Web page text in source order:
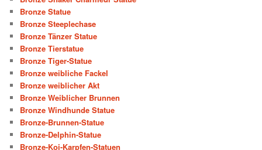
Bronze Statue
Bronze Steeplechase
Bronze Tänzer Statue
Bronze Tierstatue
Bronze Tiger-Statue
Bronze weibliche Fackel
Bronze weiblicher Akt
Bronze Weiblicher Brunnen
Bronze Windhunde Statue
Bronze-Brunnen-Statue
Bronze-Delphin-Statue
Bronze-Koi-Karpfen-Statuen